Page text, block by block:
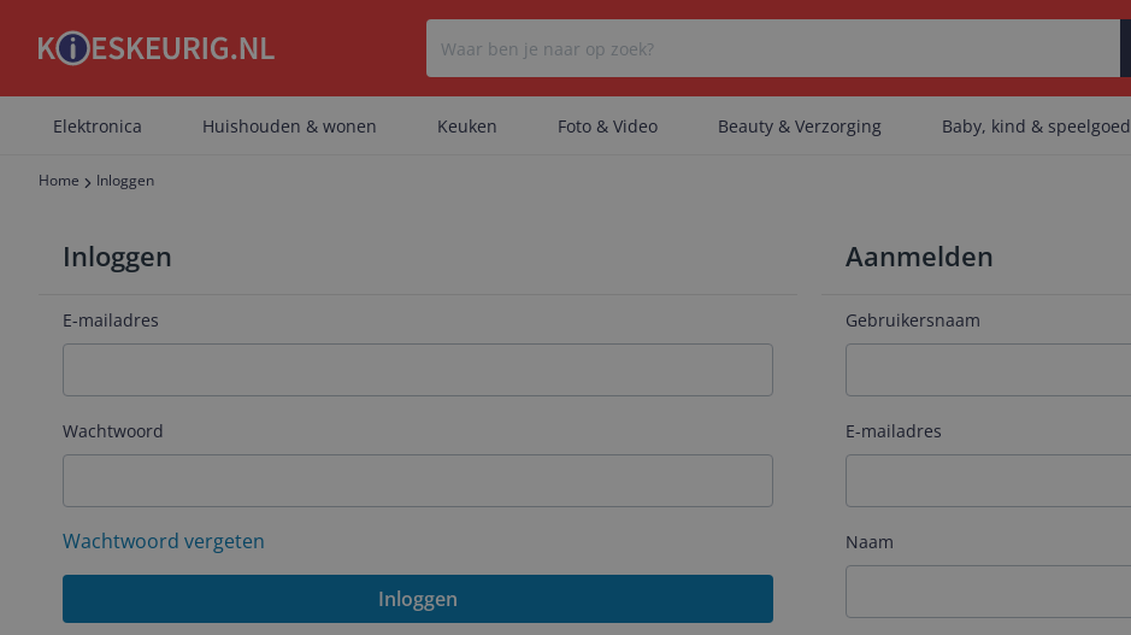
Er zijn geen producten gevonden.
Elektronica Huishouden & wonen Keuken Foto & Video Beauty & Verzorging Baby, kind & speelgoed
Home Inloggen
Inloggen
E-mailadres
Wachtwoord
Wachtwoord vergeten
Inloggen
Aanmelden
Gebruikersnaam
E-mailadres
Naam